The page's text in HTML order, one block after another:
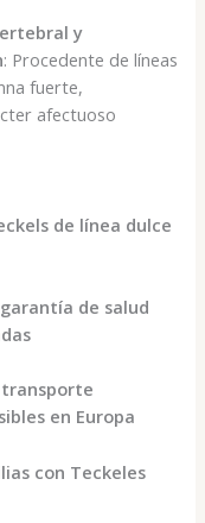
y
: Procedente de líneas
fuerte,
afectuoso
de línea dulce
garantía de salud
en Europa
con Teckeles